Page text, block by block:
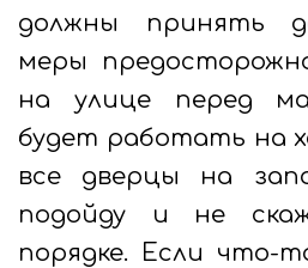
должны принять
меры
на улице перед
будет работать на
все дверцы на
подойду и не
порядке. Если что-